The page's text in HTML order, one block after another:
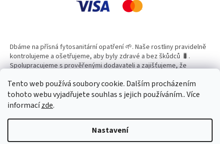
Tento web používá soubory cookie. Dalším procházením
tohoto webu vyjadřujete souhlas s jejich používáním.. Více
informacízde.
Nastavení
Dbáme na přísná fytosanitární opatření 🌱. Naše rostliny pravidelně
kontrolujeme a ošetřujeme, aby byly zdravé a bez škůdců 🐛.
Spolupracujeme s prověřenými dodavateli a zajišťujeme, že